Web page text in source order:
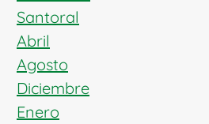
Santoral
Abril
Agosto
Diciembre
Enero